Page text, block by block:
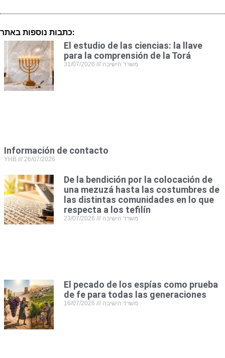
כתבות נוספות באתר:
El estudio de las ciencias: la llave
para la comprensión de la Torá
משרד הישיבה 31/07/2026
Información de contacto
YHB 26/07/2026
De la bendición por la colocación de
una mezuzá hasta las costumbres de
las distintas comunidades en lo que
respecta a los tefilín
משרד הישיבה 23/07/2026
El pecado de los espías como prueba
de fe para todas las generaciones
משרד הישיבה 16/07/2026